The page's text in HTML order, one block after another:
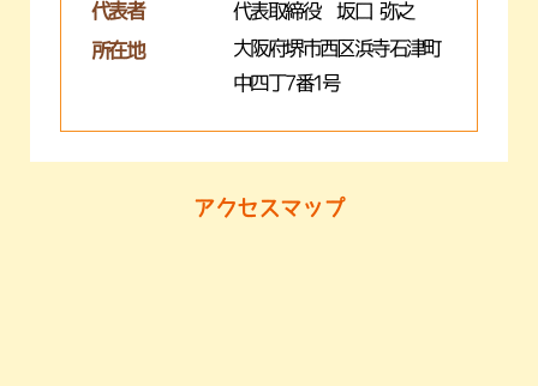
代表者 代表取締役 坂口 弥之
所在地
大阪府堺市西区浜寺石津町
中四丁7番1号
アクセスマップ